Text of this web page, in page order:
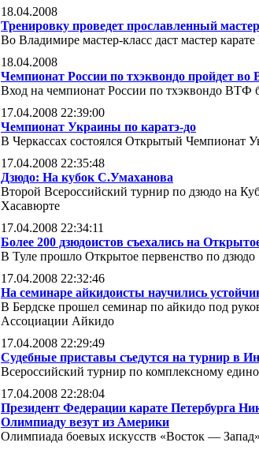
18.04.2008
Тренировку проведет прославленный
Во Владимире мастер-класс даст мастер карате
18.04.2008
Чемпионат России по тхэквондо пройдет во
Вход на чемпионат России по тхэквондо ВТФ
17.04.2008 22:39:00
Чемпионат Украины по каратэ-до
В Черкассах состоялся Открытый Чемпионат
17.04.2008 22:35:48
Дзюдо: На кубок С.Умаханова
Второй Всероссийский турнир по дзюдо на
Хасавюрте
17.04.2008 22:34:11
Более 200 дзюдоистов съехались на
В Туле прошло Открытое первенство по дзюдо
17.04.2008 22:32:46
На семинаре айкидоисты научились
В Бердске прошел семинар по айкидо под
Ассоциации Айкидо
17.04.2008 22:29:49
Судебные приставы съедутся на турнир в
Всероссийский турнир по комплексному
17.04.2008 22:28:04
Президент Федерации карате Петербурга
Олимпиаду везут из Америки
Олимпиада боевых искусств «Восток —